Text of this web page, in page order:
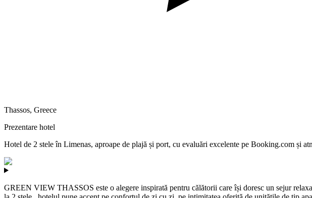
Thassos, Greece
Prezentare hotel
Hotel de 2 stele în Limenas, aproape de plajă și port, cu evaluări excelente pe Booking.com și
GREEN VIEW THASSOS este o alegere inspirată pentru călătorii care își doresc un sejur